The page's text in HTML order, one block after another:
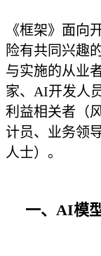
《框架》面向
险有共同兴趣
与实施的从业
家、AI开发人
利益相关者（
计员、业务领
人士）。
一、AI模